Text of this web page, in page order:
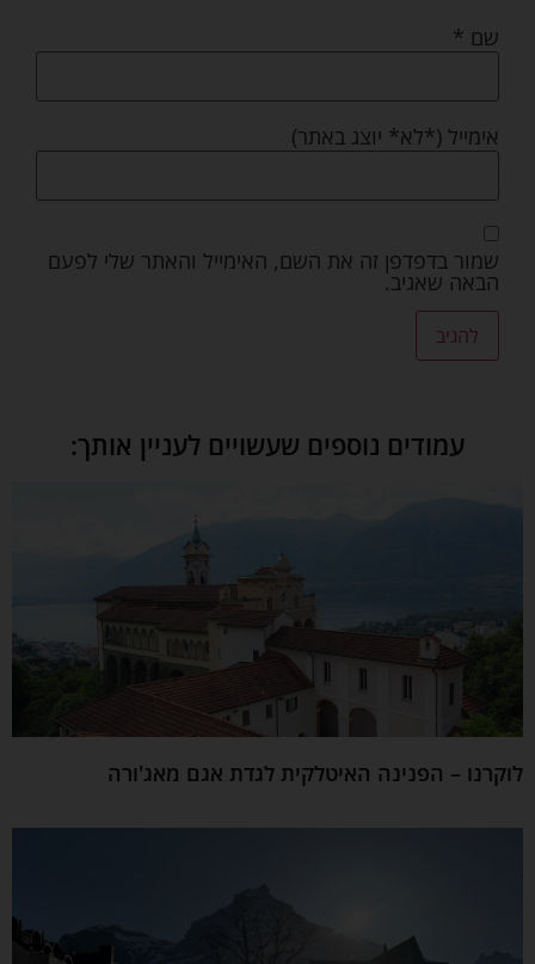
שם*
אימייל (*לא* יוצג באתר)
שמור בדפדפן זה את השם, האימייל והאתר שלי לפעם
הבאה שאגיב.
עמודים נוספים שעשויים לעניין אותך:
לוקרנו – הפנינה האיטלקית לגדת אגם מאג'ורה